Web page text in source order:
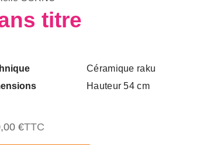
titre
Céramique raku
Hauteur 54 cm
€TTC